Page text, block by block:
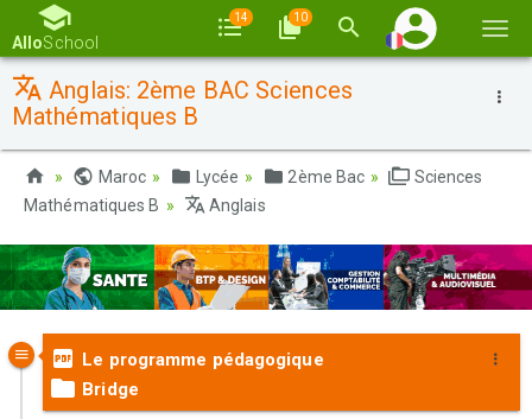
la
AlloSchool
14 10
Anglais: 2ème BAC Sciences
Mathématiques B
Maroc Lycée 2ème Bac
Sciences
Mathématiques B
Anglais
Le programme pédagogique
Bridge